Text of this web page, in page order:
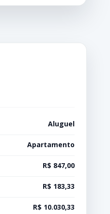
Aluguel
Apartamento
R$ 847,00
R$ 183,33
R$ 10.030,33